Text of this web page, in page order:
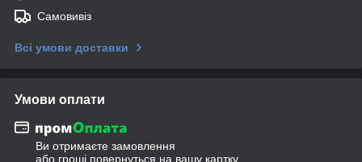
Самовивіз
Всі умови доставки
Умови оплати
Ви отримаєте замовлення
або гроші повернуться на вашу картку